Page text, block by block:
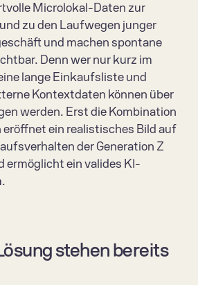
Microlokal-Daten zur
zu den Laufwegen junger
und machen spontane
Denn wer nur kurz im
lange Einkaufsliste und
Kontextdaten können über
werden. Erst die Kombination
eröffnet ein realistisches Bild auf
der Generation Z
ermöglicht ein valides KI-
stehen bereits